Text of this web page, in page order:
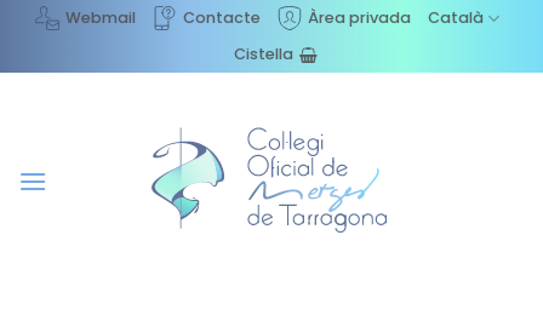
content
Webmail Contacte Àrea privada
Català
Cistella